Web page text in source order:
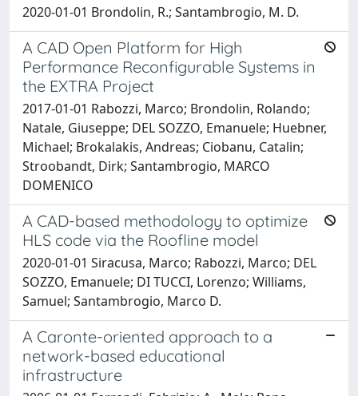
2020-01-01 Brondolin, R.; Santambrogio, M. D.
A CAD Open Platform for High
Performance Reconfigurable Systems in
the EXTRA Project
2017-01-01 Rabozzi, Marco; Brondolin, Rolando;
Natale, Giuseppe; DEL SOZZO, Emanuele; Huebner,
Michael; Brokalakis, Andreas; Ciobanu, Catalin;
Stroobandt, Dirk; Santambrogio, MARCO
DOMENICO
A CAD-based methodology to optimize
HLS code via the Roofline model
2020-01-01 Siracusa, Marco; Rabozzi, Marco; DEL
SOZZO, Emanuele; DI TUCCI, Lorenzo; Williams,
Samuel; Santambrogio, Marco D.
A Caronte-oriented approach to a
network-based educational
infrastructure